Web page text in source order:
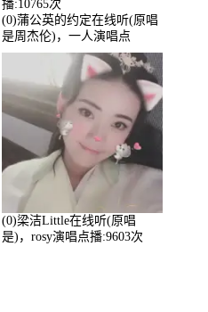
(0)蒲公英的约定在线听(原唱
是周杰伦)，一人演唱点
播:10765次
(0)梁洁Little在线听(原唱
是)，rosy演唱点播:9603次